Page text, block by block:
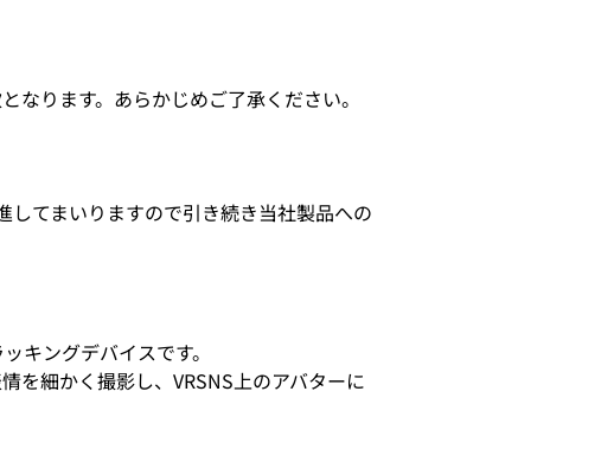
ります。あらかじめご了承ください。
てまいりますので引き続き当社製品への
キングデバイスです。
を細かく撮影し、VRSNS上のアバターに